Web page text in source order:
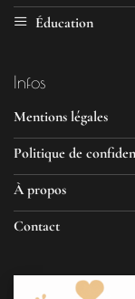
Éducation
Infos
Mentions légales
Politique de
À propos
Contact